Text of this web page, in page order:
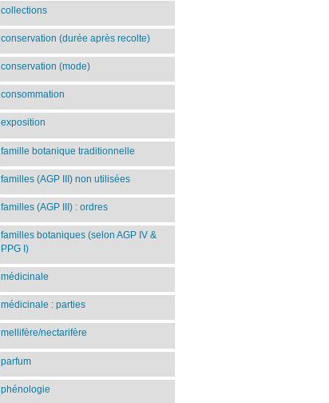
collections
conservation (durée après recolte)
conservation (mode)
consommation
exposition
famille botanique traditionnelle
familles (AGP III) non utilisées
familles (AGP III) : ordres
familles botaniques (selon AGP IV &
PPG I)
médicinale
médicinale : parties
mellifère/nectarifère
parfum
phénologie